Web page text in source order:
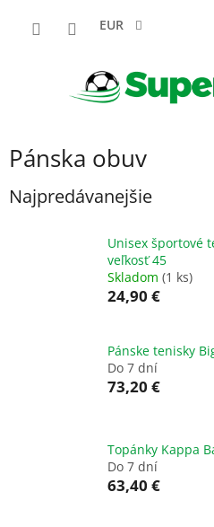
EUR
Pánska obuv
Najpredávanejšie
Unisex športové
veľkosť 45
Skladom (1 ks)
24,90 €
Pánske tenisky
Do 7 dní
73,20 €
Topánky Kappa
Do 7 dní
63,40 €